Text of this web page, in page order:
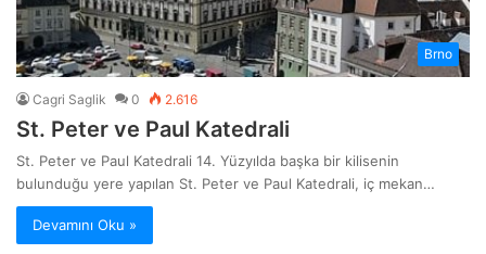
Brno
Cagri Saglik 0 2.616
St. Peter ve Paul Katedrali
St. Peter ve Paul Katedrali 14. Yüzyılda başka bir kilisenin
bulunduğu yere yapılan St. Peter ve Paul Katedrali, iç mekan…
Devamını Oku »